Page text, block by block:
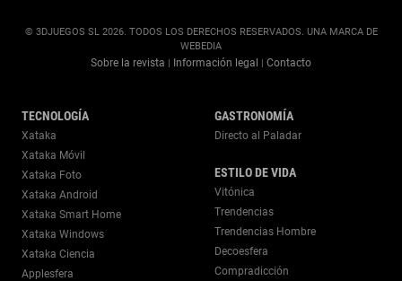
© 3DJUEGOS SL 2026. TODOS LOS DERECHOS RESERVADOS. UNA MARCA DE
WEBEDIA
Sobre la revista | Información legal | Contacto
TECNOLOGÍA
Xataka
Xataka Móvil
Xataka Foto
Xataka Android
Xataka Smart Home
Xataka Windows
Xataka Ciencia
Applesfera
GASTRONOMÍA
Directo al Paladar
ESTILO DE VIDA
Vitónica
Trendencias
Trendencias Hombre
Decoesfera
Compradicción